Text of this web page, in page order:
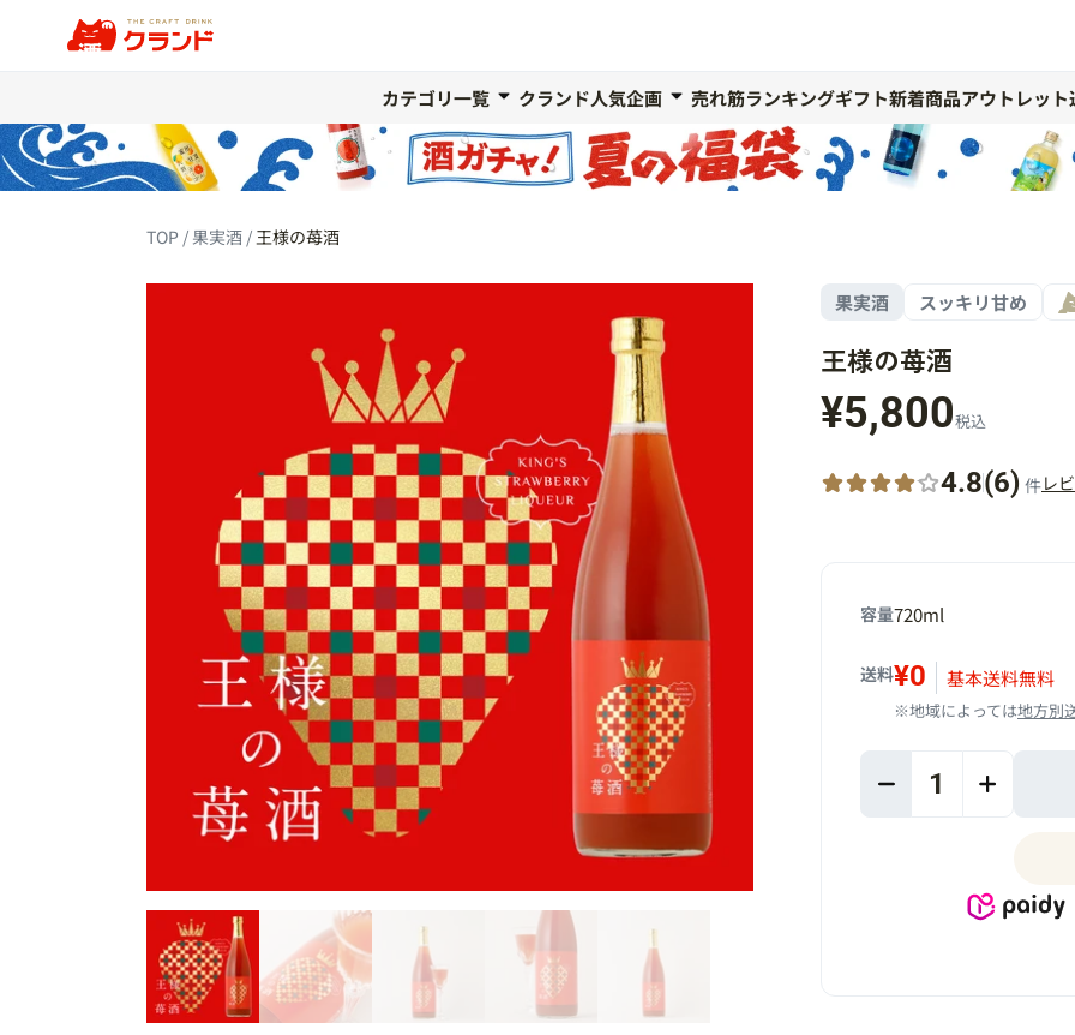
カテゴリ一覧 クランド人気企画 売れ筋ランキングギフト新着商品アウトレット
TOP 果実酒 王様の苺酒
果実酒 スッキリ甘め
王様の苺酒
¥5,800税込
4.8(6) 件レ
容量720ml
送料¥0 基本送料無料
※地域によっては地方別
1